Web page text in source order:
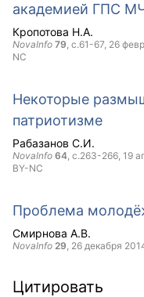
академией ГПС
Кропотова Н.А.
NovaInfo 79, с.61-67, 26
NC
Некоторые
патриотизме
Рабазанов С.И.
NovaInfo 64, с.263-266, 19
BY-NC
Проблема
Смирнова А.В.
NovaInfo 29, 26 декабря
Цитировать